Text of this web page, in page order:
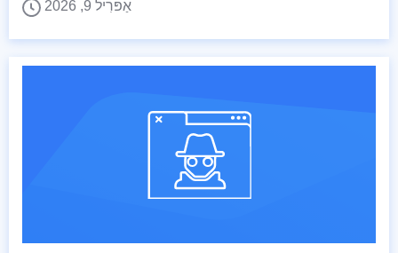
אַפּרִיל 9, 2026